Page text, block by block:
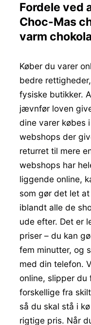
Fordele ved
Choc-Mas
varm
Køber du varer
bedre
fysiske butikker.
jævnfør loven
dine varer købes
webshops der
returret til mere
webshops har
liggende online,
som gør det let
iblandt alle de
ude efter. Det er
priser – du kan
fem minutter, og
med din telefon.
online, slipper du
forskellige fra
så du skal stå i
rigtige pris. Når